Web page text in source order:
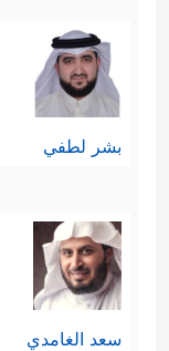
بشر لطفي
سعد الغامدي